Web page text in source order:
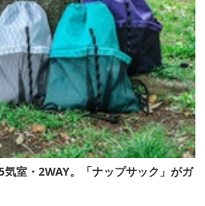
気室・2WAY。「ナップサック」がガ